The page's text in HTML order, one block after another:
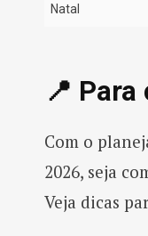
Natal
📍
Com o
2026, seja
Veja dicas